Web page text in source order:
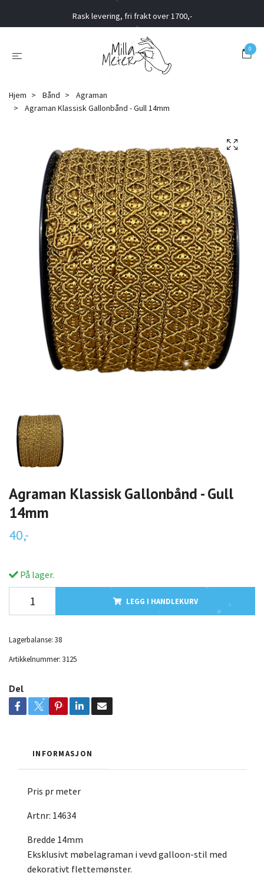
Rask levering, fri frakt over 1700,-
0
Hjem Bånd
Agraman
Agraman Klassisk Gallonbånd - Gull 14mm
Agraman Klassisk Gallonbånd - Gull
14mm
40,-
På lager.
LEGG I HANDLEKURV
Lagerbalanse: 38
Artikkelnummer: 3125
Del
INFORMASJON
Pris pr meter
Artnr: 14634
Bredde 14mm
Eksklusivt møbelagraman i vevd galloon-stil med
dekorativt flettemønster.